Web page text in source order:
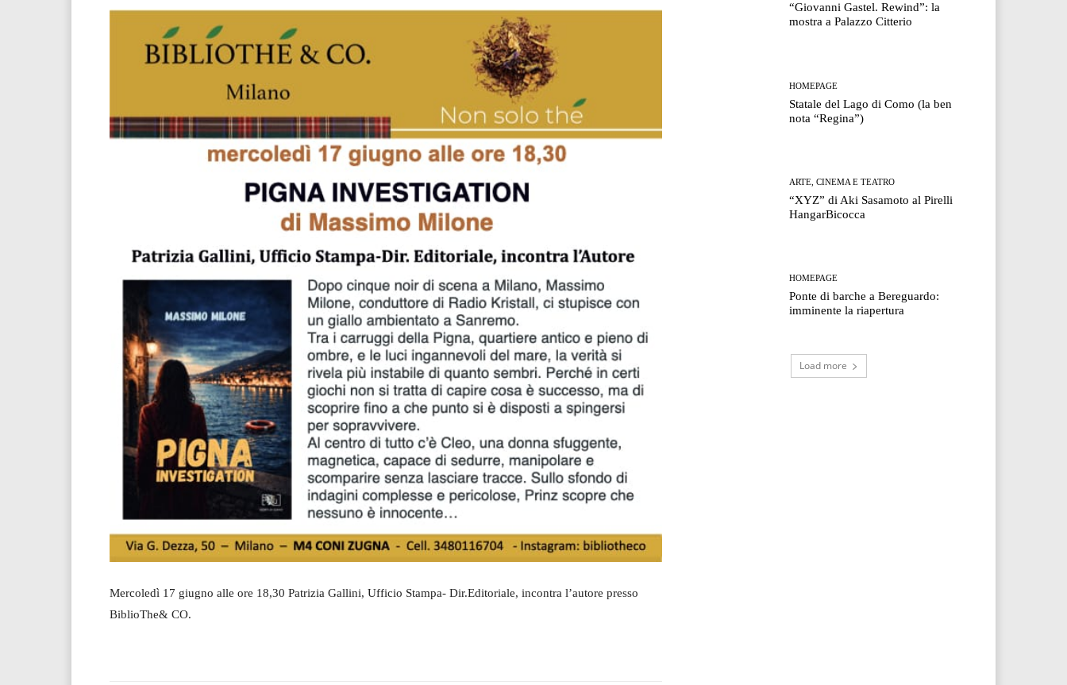
Mercoledì 17 giugno alle ore 18,30 Patrizia Gallini, Ufficio Stampa- Dir.Editoriale, incontra l’autore presso
BiblioThe& CO.
“Giovanni Gastel. Rewind”: la
mostra a Palazzo Citterio
HOMEPAGE
Statale del Lago di Como (la ben
nota “Regina”)
ARTE, CINEMA E TEATRO
“XYZ” di Aki Sasamoto al Pirelli
HangarBicocca
HOMEPAGE
Ponte di barche a Bereguardo:
imminente la riapertura
Load more